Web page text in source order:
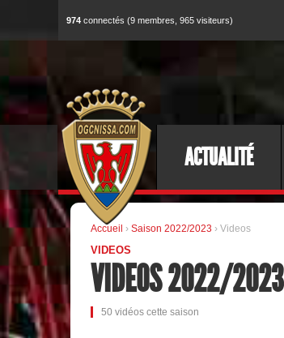
974 connectés (9 membres, 965 visiteurs)
ACTUALITÉ
Accueil › Saison 2022/2023 › Videos
VIDEOS
VIDEOS 2022/2023
50 vidéos cette saison